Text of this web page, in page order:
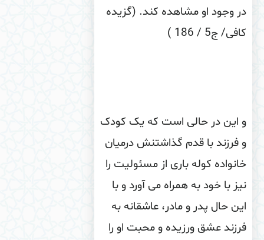
وجود او مشاهده كند. (گزیده
ج‏5 / 186 )
این در حالی است که یک کودک
با قدم گذاشتنش درمیان
کوله باری از مسئولیت را
با خود به همراه می آورد و با
حال پدر و مادر، عاشقانه به
عشق ورزیده و محبت او را